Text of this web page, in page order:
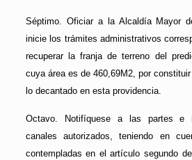
Séptimo. Oficiar a la Alcaldía Mayor
inicie los trámites administrativos
recuperar la franja de terreno del
cuya área es de 460,69M2, por
lo decantado en esta providencia.
Octavo. Notifíquese a las partes e
canales autorizados, teniendo en
contempladas en el artículo segundo